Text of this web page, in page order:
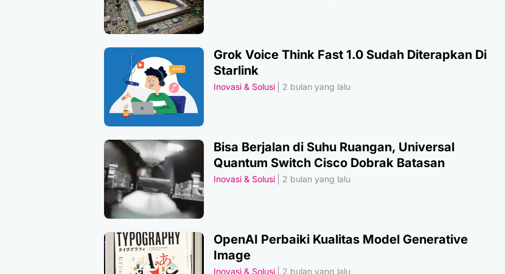
Grok Voice Think Fast 1.0 Sudah Diterapkan Di
Starlink
Inovasi & Solusi 2 bulan yang lalu
Bisa Berjalan di Suhu Ruangan, Universal
Quantum Switch Cisco Dobrak Batasan
Inovasi & Solusi 2 bulan yang lalu
OpenAI Perbaiki Kualitas Model Generative
Image
Inovasi & Solusi 2 bulan yang lalu